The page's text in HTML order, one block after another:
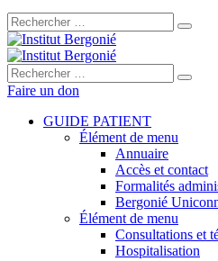
Rechercher :
Rechercher :
Faire un don
GUIDE PATIENT
Élément de menu
Annuaire
Accès et contact
Formalités
Bergonié
Élément de menu
Consultations et
Hospitalisation